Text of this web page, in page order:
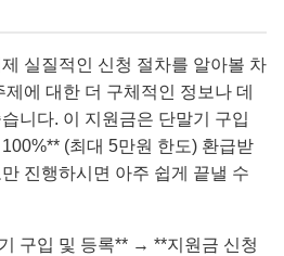
실질적인 신청 절차를 알아볼 차
에 대한 더 구체적인 정보나 데
니다. 이 지원금은 단말기 구입
(최대 5만원 한도) 환급받
진행하시면 아주 쉽게 끝낼 수
구입 및 등록** → **지원금 신청